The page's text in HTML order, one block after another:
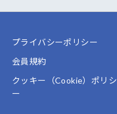
プライバシーポリシー
会員規約
クッキー（Cookie）ポリシ
ー